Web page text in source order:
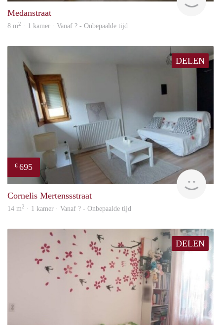
Medanstraat
8 m2 · 1 kamer · Vanaf ? - Onbepaalde tijd
DELEN
€ 695
Cornelis Mertenssstraat
14 m2 · 1 kamer · Vanaf ? - Onbepaalde tijd
DELEN